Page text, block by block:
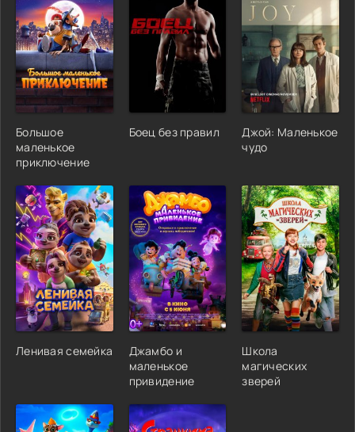
Большое
маленькое
приключение
Боец без правил
Джой: Маленькое
чудо
Ленивая семейка
Джамбо и
маленькое
привидение
Школа
магических
зверей